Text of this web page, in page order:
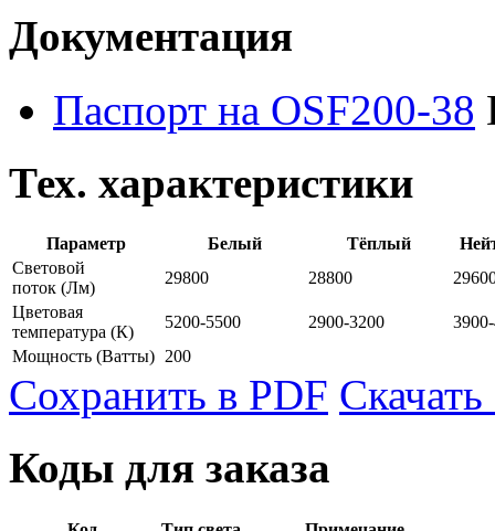
Документация
Паспорт на OSF200-38
Тех. характеристики
Параметр Белый Тёплый
Световой
поток (Лм)
29800 28800
Цветовая
температура (К)
5200-5500 2900-3200
Мощность (Ватты) 200
Сохранить в PDF
Коды для заказа